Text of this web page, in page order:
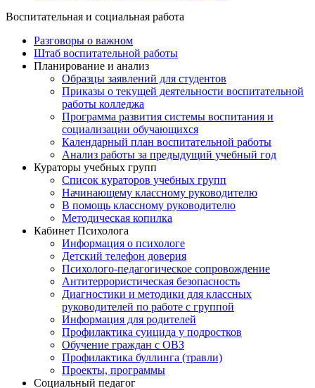
Воспитательная и социальная работа
Разговоры о важном
Штаб воспитательной работы
Планирование и анализ
Образцы заявлений для студентов
Приказы о текущей деятельности воспитательной
работы колледжа
Программа развития системы воспитания и
социализации обучающихся
Календарный план воспитательной работы
Анализ работы за предыдущий учебный год
Кураторы учебных групп
Список кураторов учебных групп
Начинающему классному руководителю
В помощь классному руководителю
Методическая копилка
Кабинет Психолога
Информация о психологе
Детский телефон доверия
Психолого-педагогическое сопровождение
Антитеррористическая безопасность
Диагностики и методики для классных
руководителей по работе с группой
Информация для родителей
Профилактика суицида у подростков
Обучение граждан с ОВЗ
Профилактика буллинга (травли)
Проекты, программы
Социальный педагог